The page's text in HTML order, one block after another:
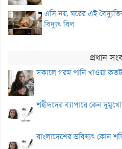
এসি নয়, ঘরের এই
বিদ্যুৎ বিল
প্রধান
সকালে গরম পানি খাওয়া
শহীদদের ব্যাপারে কেন
বাংলাদেশের ভবিষ্যৎ কোন